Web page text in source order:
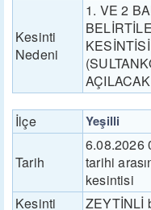
Kesinti
Nedeni
1. VE 2
İlçe Yeşilli
Tarih
6.08.2026
tarihi
kesintisi
Kesinti
ZEYTİNLİ